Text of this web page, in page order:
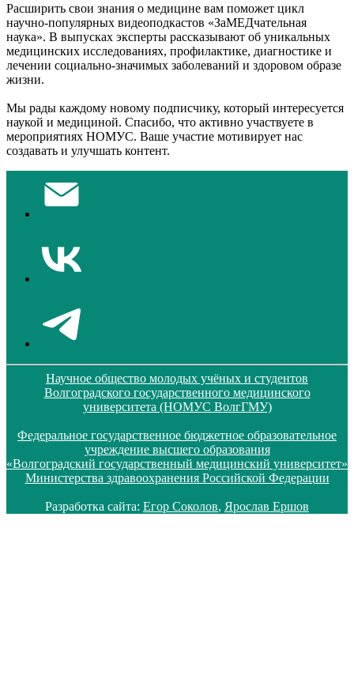
Расширить свои знания о медицине вам поможет цикл
научно-популярных видеоподкастов «ЗаМЕДчательная
наука». В выпусках эксперты рассказывают об уникальных
медицинских исследованиях, профилактике, диагностике и
лечении социально-значимых заболеваний и здоровом образе
жизни.
Мы рады каждому новому подписчику, который интересуется
наукой и медициной. Спасибо, что активно участвуете в
мероприятиях НОМУС. Ваше участие мотивирует нас
создавать и улучшать контент.
Научное общество молодых учёных и студентов
Волгоградского государственного медицинского
университета (НОМУС ВолгГМУ)
Федеральное государственное бюджетное образовательное
учреждение высшего образования
«Волгоградский государственный медицинский университет»
Министерства здравоохранения Российской Федерации
Разработка сайта: Егор Соколов, Ярослав Ершов